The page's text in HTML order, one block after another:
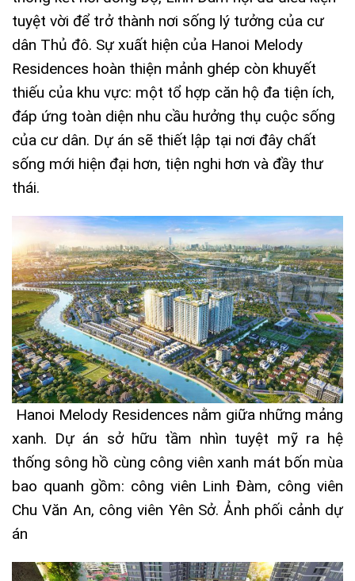
tuyệt vời để trở thành nơi sống lý tưởng của cư
dân Thủ đô. Sự xuất hiện của Hanoi Melody
Residences hoàn thiện mảnh ghép còn khuyết
thiếu của khu vực: một tổ hợp căn hộ đa tiện ích,
đáp ứng toàn diện nhu cầu hưởng thụ cuộc sống
của cư dân. Dự án sẽ thiết lập tại nơi đây chất
sống mới hiện đại hơn, tiện nghi hơn và đầy thư
thái.
Hanoi Melody Residences nằm giữa những mảng
xanh. Dự án sở hữu tầm nhìn tuyệt mỹ ra hệ
thống sông hồ cùng công viên xanh mát bốn mùa
bao quanh gồm: công viên Linh Đàm, công viên
Chu Văn An, công viên Yên Sở. Ảnh phối cảnh dự
án